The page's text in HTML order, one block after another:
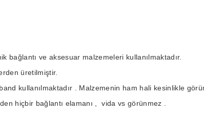
bağlantı ve aksesuar malzemeleri kullanılmaktadır.
üretilmiştir.
kullanılmaktadır . Malzemenin ham hali kesinlikle
hiçbir bağlantı elamanı , vida vs görünmez .